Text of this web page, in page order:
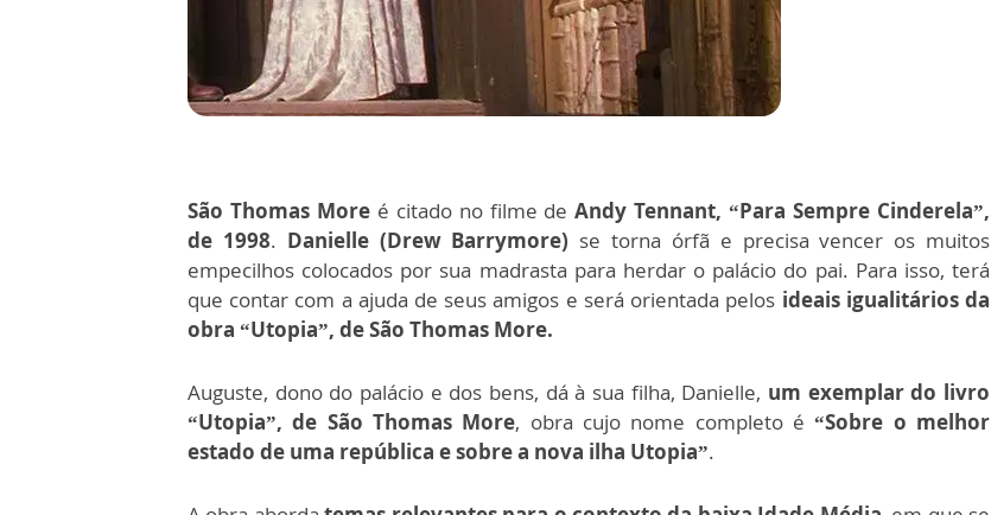
São Thomas Moreé citado no filme deAndy Tennant, “Para Sempre Cinderela”,
de 1998. Danielle (Drew Barrymore) se torna órfã e precisa vencer os muitos
empecilhos colocados por sua madrasta para herdar o palácio do pai. Para isso, terá
que contar com a ajuda de seus amigos e será orientada pelos ideais igualitários da
obra “Utopia”, de São Thomas More.
Auguste, dono do palácio e dos bens, dá à sua filha, Danielle, um exemplar do livro
“Utopia”, de São Thomas More, obra cujo nome completo é“Sobre o melhor
estado de uma república e sobre a nova ilha Utopia”.